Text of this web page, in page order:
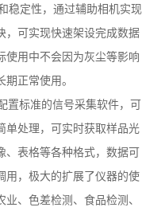
稳定性，通过辅助相机实现
，可实现快速架设完成数据
使用中不会因为灰尘等影响
正常使用。
置标准的信号采集软件，可
单处理，可实时获取样品光
、表格等各种格式，数据可
用，极大的扩展了仪器的使
、色差检测、食品检测、